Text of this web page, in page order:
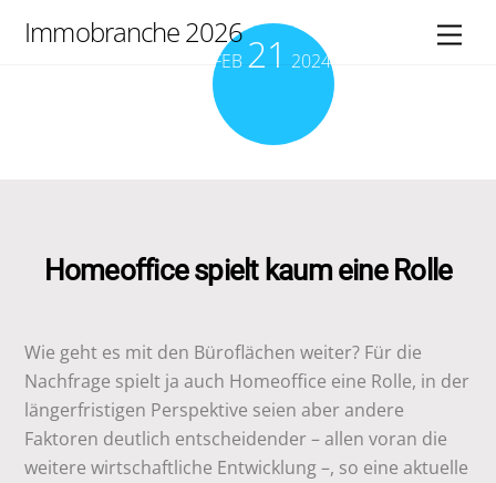
Immobranche 2026
FEB 21 2024
Homeoffice spielt kaum eine Rolle
Wie geht es mit den Büroflächen weiter? Für die
Nachfrage spielt ja auch Homeoffice eine Rolle, in der
längerfristigen Perspektive seien aber andere
Faktoren deutlich entscheidender – allen voran die
weitere wirtschaftliche Entwicklung –, so eine aktuelle